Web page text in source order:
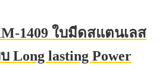
1409 ใบมีดสแตนเลส
Long lasting Power